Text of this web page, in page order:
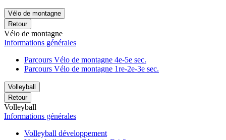
Vélo de montagne
Retour
Vélo de montagne
Informations générales
Parcours Vélo de montagne 4e-5e sec.
Parcours Vélo de montagne 1re-2e-3e sec.
Volleyball
Retour
Volleyball
Informations générales
Volleyball développement